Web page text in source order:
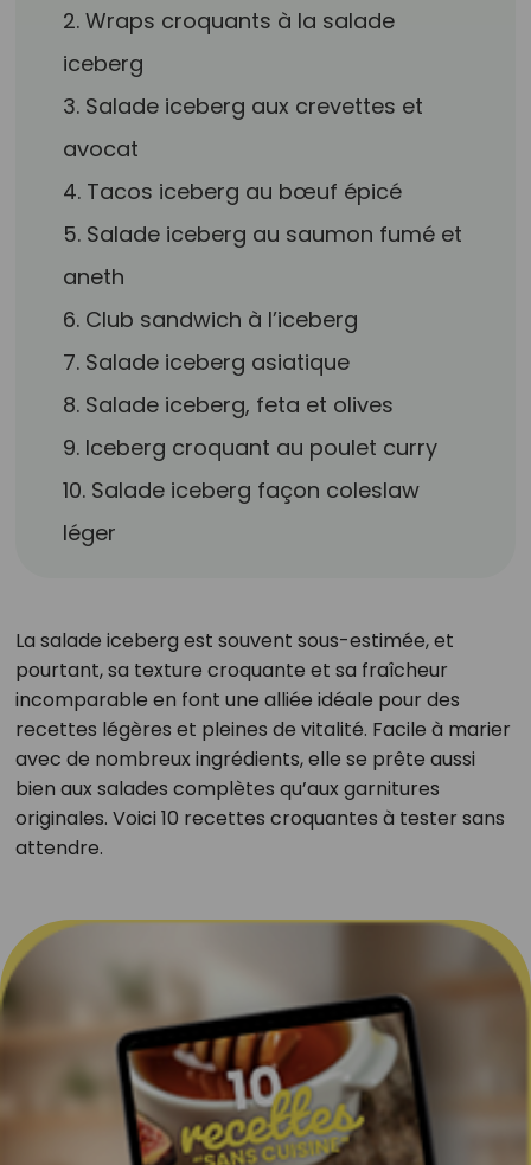
2. Wraps croquants à la salade
iceberg
3. Salade iceberg aux crevettes et
avocat
4. Tacos iceberg au bœuf épicé
5. Salade iceberg au saumon fumé et
aneth
6. Club sandwich à l’iceberg
7. Salade iceberg asiatique
8. Salade iceberg, feta et olives
9. Iceberg croquant au poulet curry
10. Salade iceberg façon coleslaw
léger
La salade iceberg est souvent sous-estimée, et
pourtant, sa texture croquante et sa fraîcheur
incomparable en font une alliée idéale pour des
recettes légères et pleines de vitalité. Facile à marier
avec de nombreux ingrédients, elle se prête aussi
bien aux salades complètes qu’aux garnitures
originales. Voici 10 recettes croquantes à tester sans
attendre.